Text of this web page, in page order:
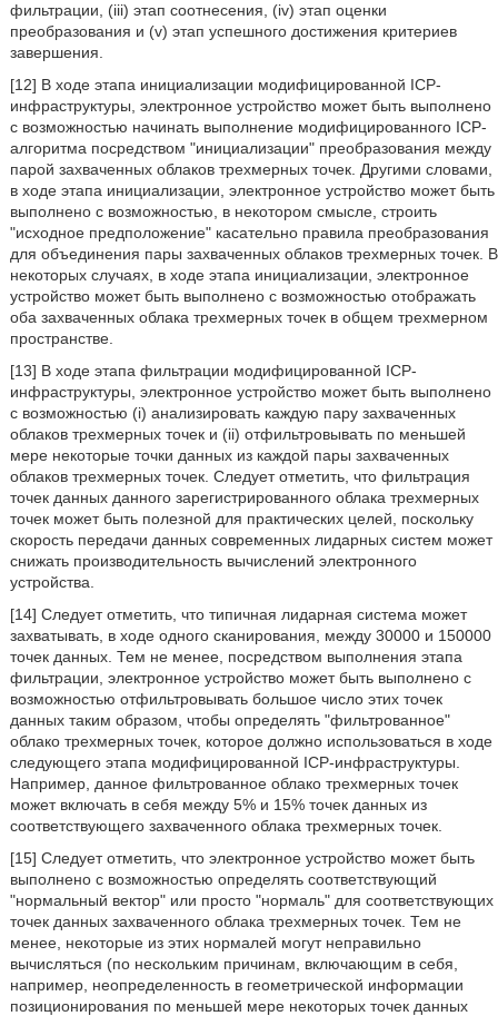
фильтрации, (iii) этап соотнесения, (iv) этап оценки
преобразования и (v) этап успешного достижения критериев
завершения.
[12] В ходе этапа инициализации модифицированной ICP-
инфраструктуры, электронное устройство может быть выполнено
с возможностью начинать выполнение модифицированного ICP-
алгоритма посредством "инициализации" преобразования между
парой захваченных облаков трехмерных точек. Другими словами,
в ходе этапа инициализации, электронное устройство может быть
выполнено с возможностью, в некотором смысле, строить
"исходное предположение" касательно правила преобразования
для объединения пары захваченных облаков трехмерных точек. В
некоторых случаях, в ходе этапа инициализации, электронное
устройство может быть выполнено с возможностью отображать
оба захваченных облака трехмерных точек в общем трехмерном
пространстве.
[13] В ходе этапа фильтрации модифицированной ICP-
инфраструктуры, электронное устройство может быть выполнено
с возможностью (i) анализировать каждую пару захваченных
облаков трехмерных точек и (ii) отфильтровывать по меньшей
мере некоторые точки данных из каждой пары захваченных
облаков трехмерных точек. Следует отметить, что фильтрация
точек данных данного зарегистрированного облака трехмерных
точек может быть полезной для практических целей, поскольку
скорость передачи данных современных лидарных систем может
снижать производительность вычислений электронного
устройства.
[14] Следует отметить, что типичная лидарная система может
захватывать, в ходе одного сканирования, между 30000 и 150000
точек данных. Тем не менее, посредством выполнения этапа
фильтрации, электронное устройство может быть выполнено с
возможностью отфильтровывать большое число этих точек
данных таким образом, чтобы определять "фильтрованное"
облако трехмерных точек, которое должно использоваться в ходе
следующего этапа модифицированной ICP-инфраструктуры.
Например, данное фильтрованное облако трехмерных точек
может включать в себя между 5% и 15% точек данных из
соответствующего захваченного облака трехмерных точек.
[15] Следует отметить, что электронное устройство может быть
выполнено с возможностью определять соответствующий
"нормальный вектор" или просто "нормаль" для соответствующих
точек данных захваченного облака трехмерных точек. Тем не
менее, некоторые из этих нормалей могут неправильно
вычисляться (по нескольким причинам, включающим в себя,
например, неопределенность в геометрической информации
позиционирования по меньшей мере некоторых точек данных